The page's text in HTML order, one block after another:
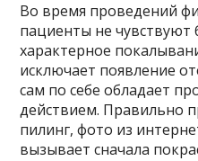
Во время проведений
пациенты не
характерное
исключает появление
сам по себе обладает
действием. Правильно
пилинг, фото из
вызывает сначала